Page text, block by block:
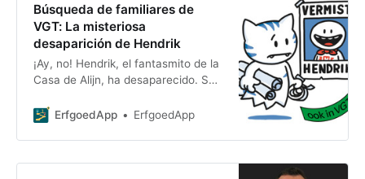
Búsqueda de familiares de
VGT: La misteriosa
desaparición de Hendrik
¡Ay, no! Hendrik, el fantasmito de la
Casa de Alijn, ha desaparecido. Su
por ninguna parte. ¡Qué misterio!
ErfgoedApp ErfgoedApp